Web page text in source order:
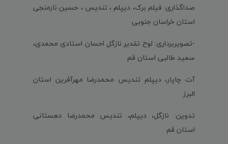
صداگذاری: فیلم برک، دیپلم ، تندیس ، حسین نارمنجی
استان خراسان جنوبی
-تصویربرداری: لوح تقدیر نازگل احسان استادی محمدی،
سعید طالبی استان قم
آت چاپار، دیپلم تندیس محمدرضا مهرآفرین استان
البرز
تدوین: نازگل، دیپلم، تندیس محمدرضا دهستانی
استان قم